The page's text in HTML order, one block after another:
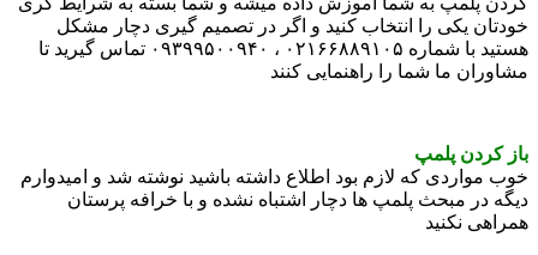
خودتان یکی را انتخاب کنید و اگر در تصمیم گیری دچار مشکل
هستید با شماره ۰۲۱۶۶۸۸۹۱۰۵ ، ۰۹۳۹۹۵۰۰۹۴۰ تماس گیرید تا
مشاوران ما شما را راهنمایی کنند
باز کردن پلمپ
خوب مواردی که لازم بود اطلاع داشته باشید نوشته شد و امیدوارم
دیگه در مبحث پلمپ ها دچار اشتباه نشده و با خرافه پرستان
همراهی نکنید